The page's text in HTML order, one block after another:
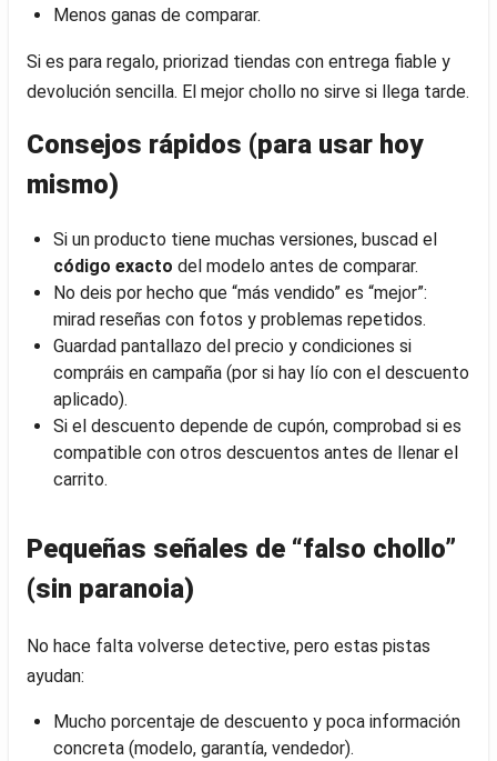
Menos ganas de comparar.
Si es para regalo, priorizad tiendas con entrega fiable y
devolución sencilla. El mejor chollo no sirve si llega tarde.
Consejos rápidos (para usar hoy
mismo)
Si un producto tiene muchas versiones, buscad el
código exacto del modelo antes de comparar.
No deis por hecho que “más vendido” es “mejor”:
mirad reseñas con fotos y problemas repetidos.
Guardad pantallazo del precio y condiciones si
compráis en campaña (por si hay lío con el descuento
aplicado).
Si el descuento depende de cupón, comprobad si es
compatible con otros descuentos antes de llenar el
carrito.
Pequeñas señales de “falso chollo”
(sin paranoia)
No hace falta volverse detective, pero estas pistas
ayudan:
Mucho porcentaje de descuento y poca información
concreta (modelo, garantía, vendedor).